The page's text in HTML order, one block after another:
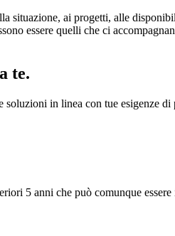
situazione, ai progetti, alle
essere quelli che ci
te.
in linea con tue esigenze
5 anni che può comunque